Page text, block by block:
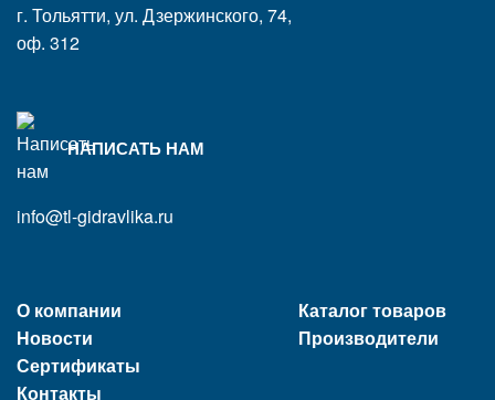
г. Тольятти, ул. Дзержинского, 74,
оф. 312
НАПИСАТЬ НАМ
info@tl-gidravlika.ru
О компании
Новости
Сертификаты
Контакты
Каталог товаров
Производители